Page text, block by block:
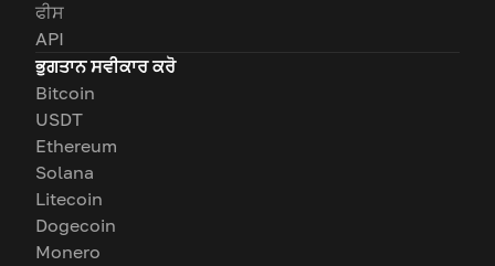
ਫੀਸ
API
ਭੁਗਤਾਨ ਸਵੀਕਾਰ ਕਰੋ
Bitcoin
USDT
Ethereum
Solana
Litecoin
Dogecoin
Monero